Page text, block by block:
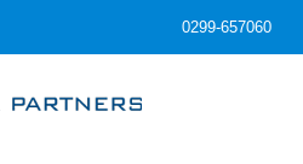
0299-657060